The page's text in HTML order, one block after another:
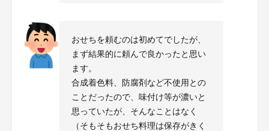
おせちを頼むのは初めてでしたが、
まず結果的に頼んで良かったと思い
ます。
合成着色料、防腐剤など不使用との
ことだったので、味付け等が濃いと
思っていたが、そんなことはなく
（そもそもおせち料理は保存がきく